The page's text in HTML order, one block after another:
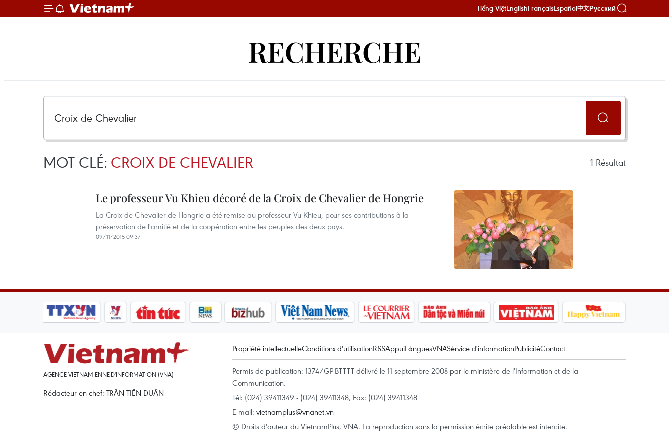
Tiếng ViệtEnglishFrançaisEspañol中文Русский
RECHERCHE
MOT CLÉ: CROIX DE CHEVALIER 1 Résultat
Le professeur Vu Khieu décoré de la Croix de Chevalier de Hongrie
La Croix de Chevalier de Hongrie a été remise au professeur Vu Khieu, pour ses contributions à la
préservation de l'amitié et de la coopération entre les peuples des deux pays.
09/11/2015 09:37
AGENCE VIETNAMIENNE D'INFORMATION (VNA)
Rédacteur en chef: TRÂN TIÊN DUÂN
Propriété intellectuelleConditions d'utilisationRSSAppuiLanguesVNAService d'informationPublicitéContact
Permis de publication: 1374/GP-BTTTT délivré le 11 septembre 2008 par le ministère de l'Information et de la
Communication.
Tél: (024) 39411349 - (024) 39411348, Fax: (024) 39411348
E-mail: vietnamplus@vnanet.vn
© Droits d'auteur du VietnamPlus, VNA. La reproduction sans la permission écrite préalable est interdite.